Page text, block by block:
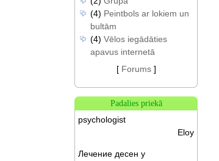
(4) Peintbols ar lokiem un
bultām
(4) Vēlos iegādāties
apavus internetā
[ Forums]
Padalies priekā
psychologist
Eloy
Лечение десен у